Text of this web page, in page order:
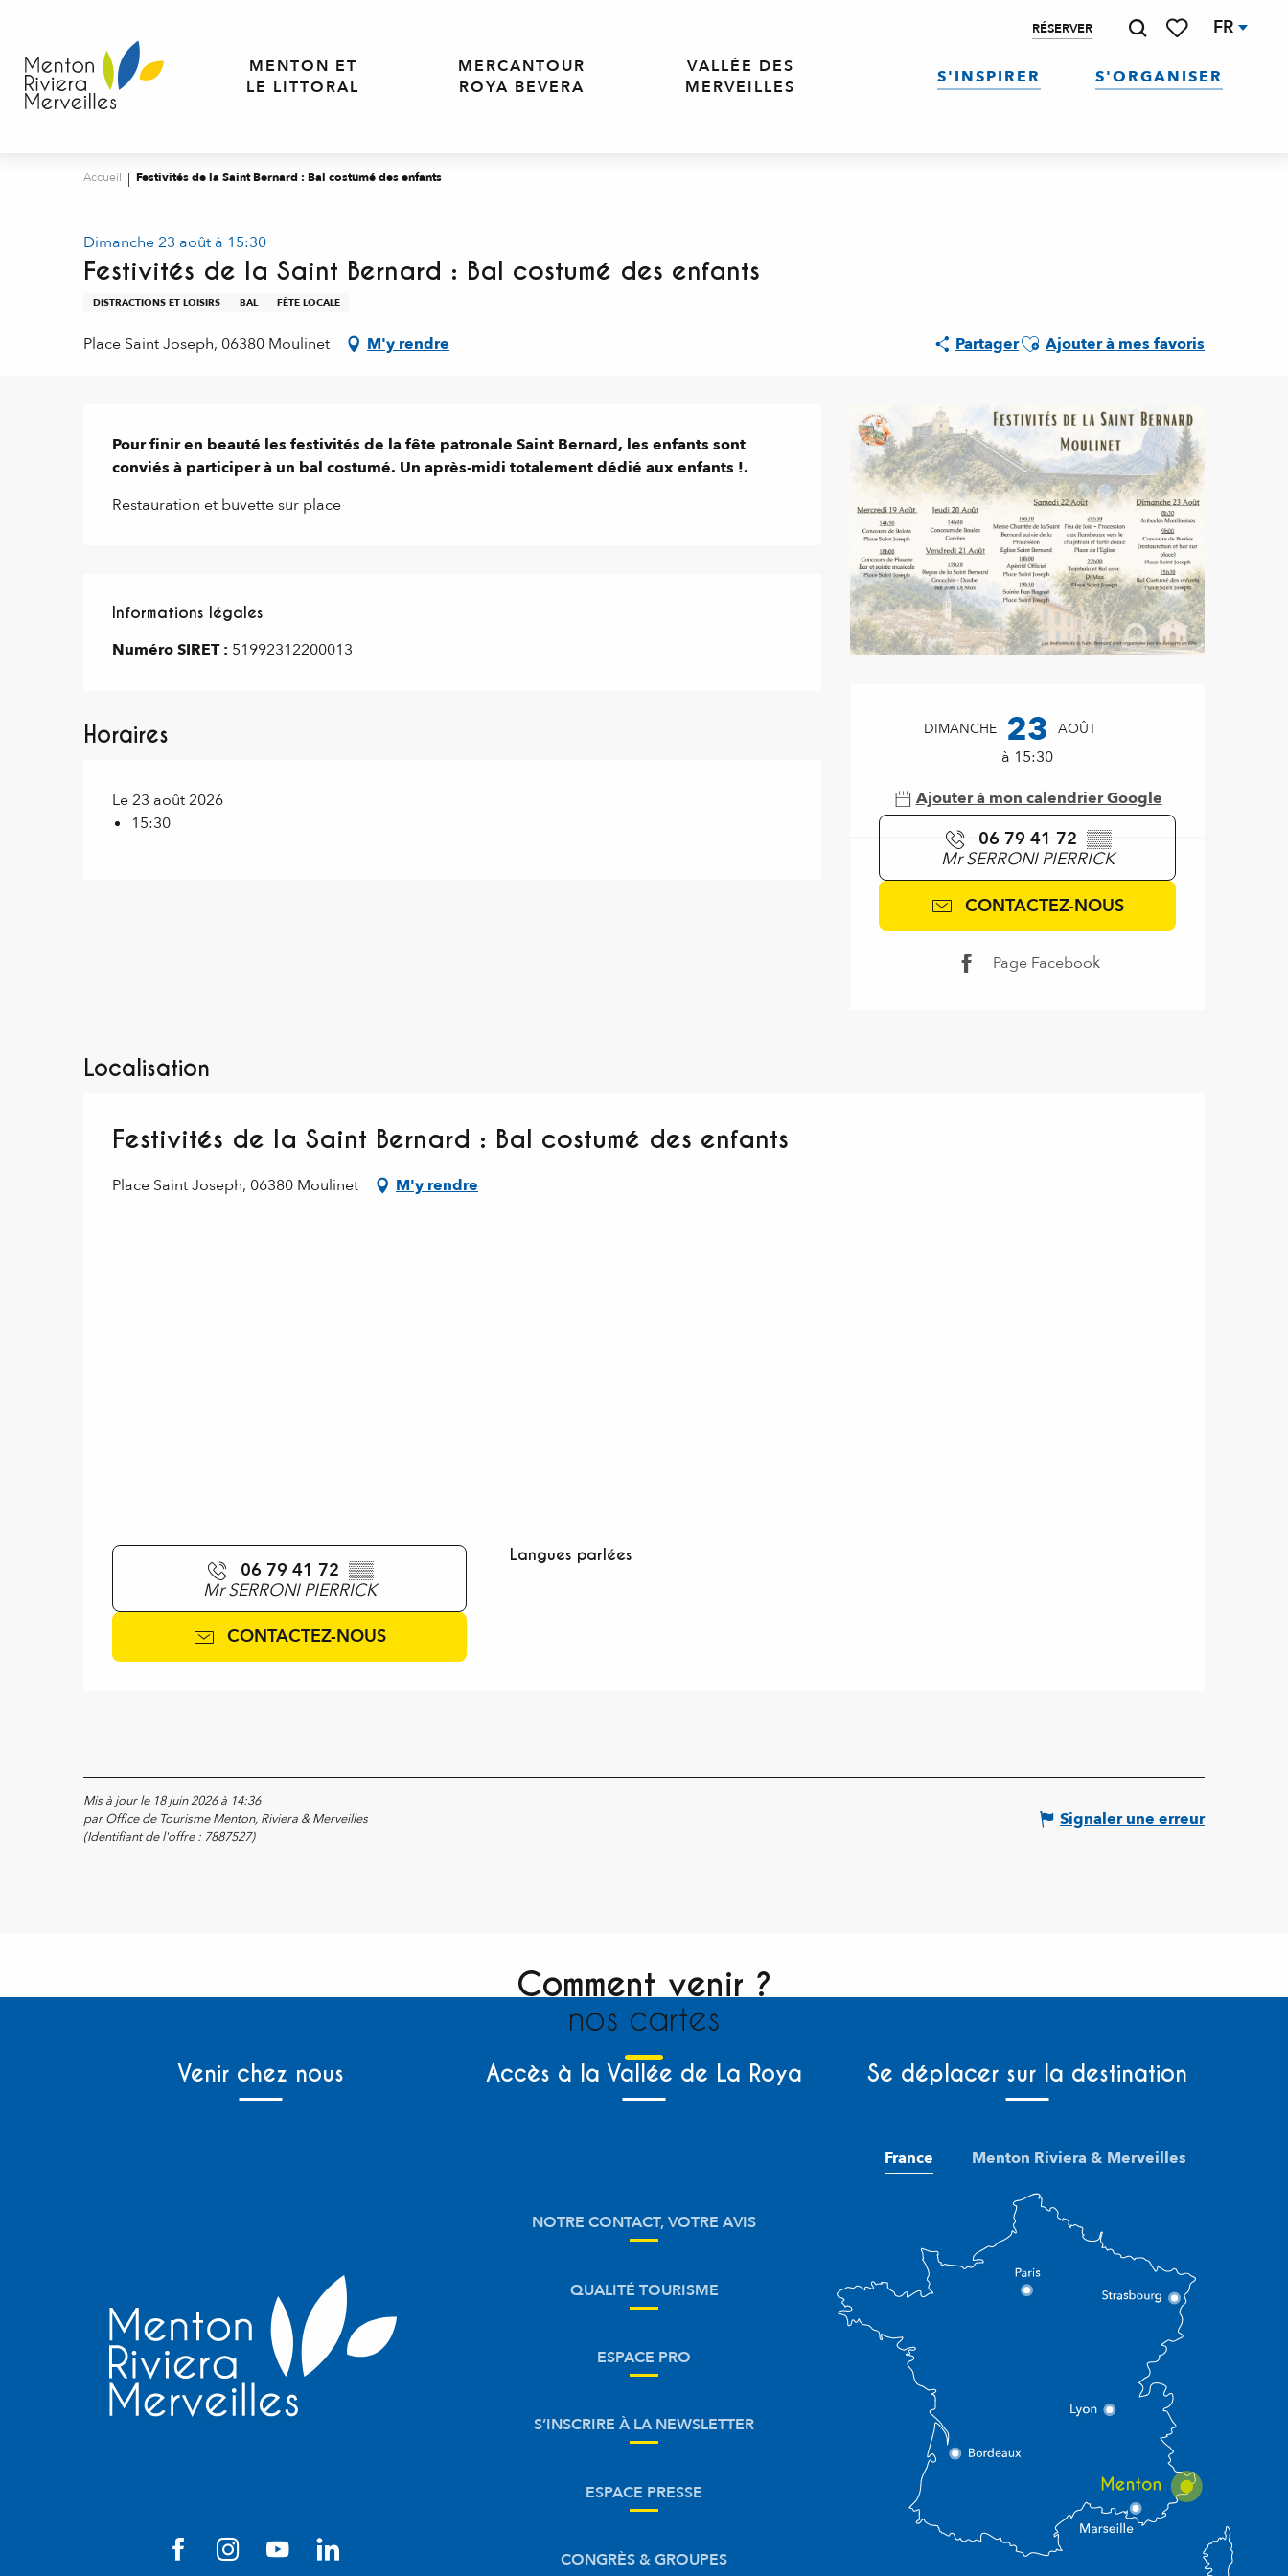
contenu
principal
RÉSERVER FR
MENTON ET
LE LITTORAL
MERCANTOUR
ROYA BEVERA
VALLÉE DES
MERVEILLES
S'INSPIRER S'ORGANISER
Accueil Festivités de la Saint Bernard : Bal costumé des enfants
Dimanche 23 août à 15:30
Festivités de la Saint Bernard : Bal costumé des enfants
DISTRACTIONS ET LOISIRS BAL FÊTE LOCALE
Place Saint Joseph, 06380 Moulinet M'y rendre PartagerAjouter aux favoris
Ajouter à mes favoris
Ouverture et coordonnées
DIMANCHE 23 AOÛT
à 15:30
Ajouter à mon calendrier Google
06 79 41 72 ▒▒
Mr SERRONI PIERRICK
CONTACTEZ-NOUS
Page Facebook
Description
Pour finir en beauté les festivités de la fête patronale Saint Bernard, les enfants sont
conviés à participer à un bal costumé. Un après-midi totalement dédié aux enfants !.
Restauration et buvette sur place
Informations légales
Informations légales
Numéro SIRET : 51992312200013
Horaires
Le 23 août 2026
15:30
Localisation
Festivités de la Saint Bernard : Bal costumé des enfants
Place Saint Joseph, 06380 Moulinet M'y rendre
06 79 41 72 ▒▒
Mr SERRONI PIERRICK
CONTACTEZ-NOUS
Langues parlées
Langues parlées
Mis à jour le 18 juin 2026 à 14:36
par Office de Tourisme Menton, Riviera & Merveilles
(Identifiant de l'offre : 7887527)
Signaler une erreur
Comment venir ?
nos cartes
Venir chez nous Accès à la Vallée de La Roya Se déplacer sur la destination
NOTRE CONTACT, VOTRE AVIS
QUALITÉ TOURISME
ESPACE PRO
S’INSCRIRE À LA NEWSLETTER
ESPACE PRESSE
CONGRÈS & GROUPES
France Menton Riviera & Merveilles